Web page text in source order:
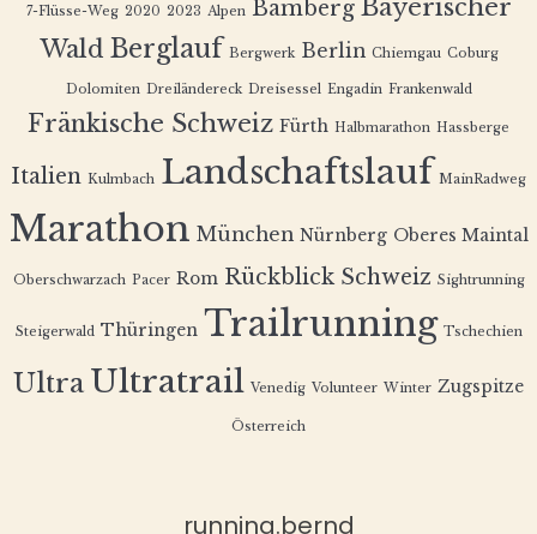
7-Flüsse-Weg 2020 2023 Alpen Bamberg Bayerischer
Wald Berglauf Bergwerk Berlin Chiemgau Coburg
Dolomiten Dreiländereck Dreisessel Engadin Frankenwald
Fränkische Schweiz Fürth Halbmarathon Hassberge
Italien Kulmbach Landschaftslauf MainRadweg
Marathon München Nürnberg Oberes Maintal
Oberschwarzach Pacer Rom Rückblick Schweiz Sightrunning
Steigerwald Thüringen Trailrunning Tschechien
Ultra Ultratrail Venedig Volunteer Winter Zugspitze
Österreich
running.bernd